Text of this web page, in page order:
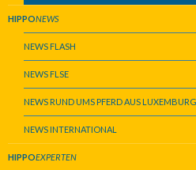
HIPPONEWS
NEWS FLASH
NEWS FLSE
NEWS RUND UMS PFERD AUS LUXEMBURG
NEWS INTERNATIONAL
HIPPOEXPERTEN